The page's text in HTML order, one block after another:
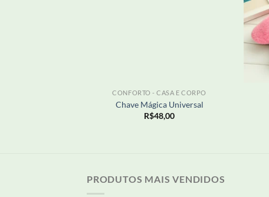
CONFORTO - CASA E CORPO
Chave Mágica Universal
R$48,00
PRODUTOS MAIS VENDIDOS